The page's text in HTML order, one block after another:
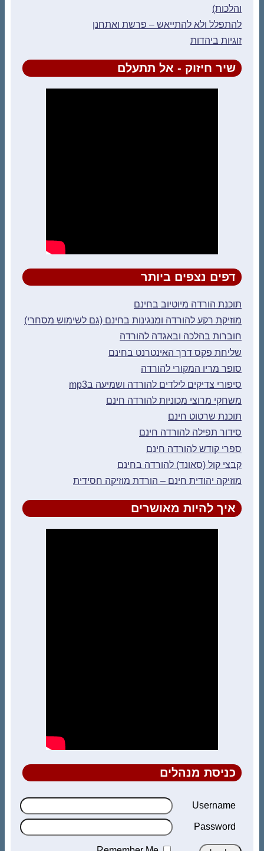
והלכות)
להתפלל ולא להתייאש – פרשת ואתחנן
זוגיות ביהדות
שיר חיזוק - אל תתעלם
דפים נצפים ביותר
תוכנת הורדה מיוטיוב בחינם
מוזיקת רקע להורדה ומנגינות בחינם (גם לשימוש מסחרי)
חוברות בהלכה ובאגדה להורדה
שליחת פקס דרך האינטרנט בחינם
סופר מריו המקורי להורדה
סיפורי צדיקים לילדים להורדה ושמיעה בmp3
משחקי מרוצי מכוניות להורדה חינם
תוכנת שרטוט חינם
סידור תפילה להורדה חינם
ספרי קודש להורדה חינם
קבצי קול (סאונד) להורדה בחינם
מוזיקה יהודית חינם – הורדת מוזיקה חסידית
איך להיות מאושרים
כניסת מנהלים
Username
Password